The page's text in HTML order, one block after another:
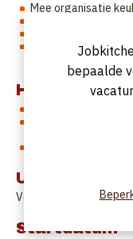
Mee organisatie
Operationeel zijn
gerechten
Heb jij:
Geen bang om
Uurrooster
Voltijds in een 4 of 5
Startdatum
bepaalde